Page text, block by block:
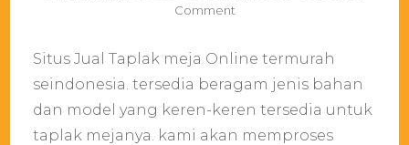
Commenton
Taplak
meja
termurah
seindonesia
Situs Jual Taplak meja Online termurah
seindonesia. tersedia beragam jenis bahan
dan model yang keren-keren tersedia untuk
taplak mejanya. kami akan memproses